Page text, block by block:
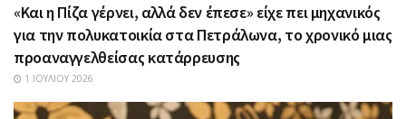
«Και η Πίζα γέρνει, αλλά δεν έπεσε» είχε πει μηχανικός
για την πολυκατοικία στα Πετράλωνα, το χρονικό μιας
προαναγγελθείσας κατάρρευσης
1 ΙΟΥΛΊΟΥ 2026